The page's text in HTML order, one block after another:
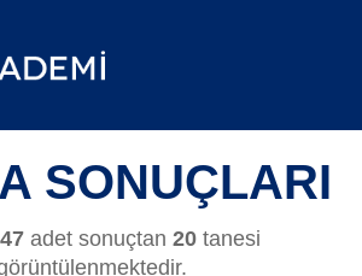
SONUÇLARI
47adet sonuçtan 20tanesi